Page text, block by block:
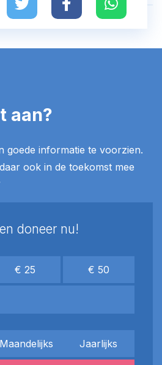
aan?
goede informatie te voorzien.
ook in de toekomst mee
doneer nu!
€ 25 € 50
Maandelijks Jaarlijks